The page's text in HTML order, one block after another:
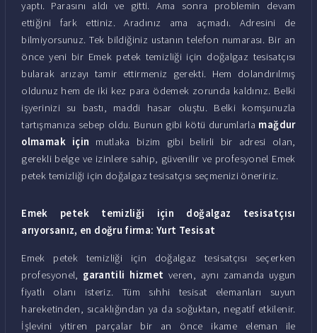
yaptı. Parasını aldı ve gitti. Ama sonra problemin devam
ettiğini fark ettiniz. Aradınız ama açmadı. Adresini de
bilmiyorsunuz. Tek bildiğiniz ustanın telefon numarası. Bir an
önce yeni bir Emek petek temizliği için doğalgaz tesisatçısı
bularak arızayı tamir ettirmeniz gerekti. Hem dolandırılmış
oldunuz hem de iki kez para ödemek zorunda kaldınız. Belki
işyerinizi su bastı, maddi hasar oluştu. Belki komşunuzla
tartışmanıza sebep oldu. Bunun gibi kötü durumlarla mağdur
olmamak için mutlaka bizim gibi belirli bir adresi olan,
gerekli belge ve izinlere sahip, güvenilir ve profesyonel Emek
petek temizliği için doğalgaz tesisatçısı seçmenizi öneririz.
Emek petek temizliği için doğalgaz tesisatçısı
arıyorsanız, en doğru firma: Yurt Tesisat
Emek petek temizliği için doğalgaz tesisatçısı seçerken
profesyonel, garantili hizmet veren, aynı zamanda uygun
fiyatlı olanı isteriz. Tüm sıhhi tesisat elemanları suyun
hareketinden, sıcaklığından ya da soğuktan, negatif etkilenir.
İşlevini yitiren parçalar bir an önce ikame eleman ile